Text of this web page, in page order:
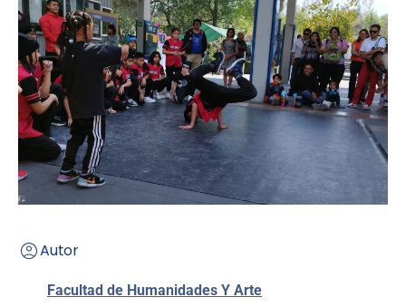
Autor
Facultad de Humanidades Y Arte